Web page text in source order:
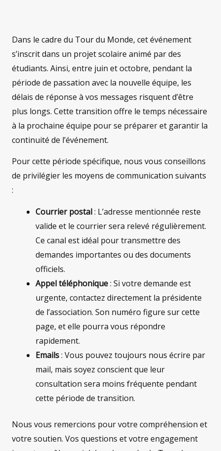
Dans le cadre du Tour du Monde, cet événement
s’inscrit dans un projet scolaire animé par des
étudiants. Ainsi, entre juin et octobre, pendant la
période de passation avec la nouvelle équipe, les
délais de réponse à vos messages risquent d’être
plus longs. Cette transition offre le temps nécessaire
à la prochaine équipe pour se préparer et garantir la
continuité de l’événement.
Pour cette période spécifique, nous vous conseillons
de privilégier les moyens de communication suivants
:
Courrier postal: L’adresse mentionnée reste
valide et le courrier sera relevé régulièrement.
Ce canal est idéal pour transmettre des
demandes importantes ou des documents
officiels.
Appel téléphonique: Si votre demande est
urgente, contactez directement la présidente
de l’association. Son numéro figure sur cette
page, et elle pourra vous répondre
rapidement.
Emails: Vous pouvez toujours nous écrire par
mail, mais soyez conscient que leur
consultation sera moins fréquente pendant
cette période de transition.
Nous vous remercions pour votre compréhension et
votre soutien. Vos questions et votre engagement